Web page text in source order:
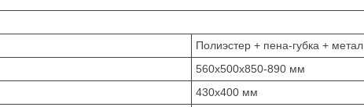
Полиэстер + пена-губка + метал
560х500х850-890 мм
430x400 мм